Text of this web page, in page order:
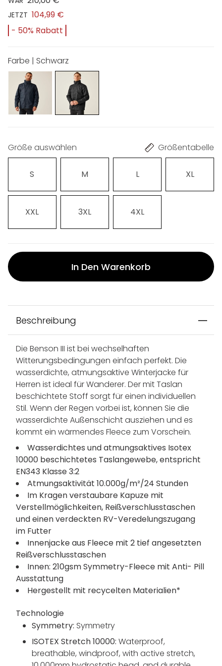
JETZT 104,99 €
- 50% Rabatt
Farbe | Schwarz
Größe auswählen Größentabelle
S M L XL
XXL 3XL 4XL
In Den Warenkorb
Beschreibung
Die Benson III ist bei wechselhaften
Witterungsbedingungen einfach perfekt. Die
wasserdichte, atmungsaktive Winterjacke für
Herren ist ideal für Wanderer. Der mit Taslan
beschichtete Stoff sorgt für einen individuellen
Stil. Wenn der Regen vorbei ist, können Sie die
wasserdichte Außenschicht ausziehen und es
kommt ein wärmendes Fleece zum Vorschein.
Wasserdichtes und atmungsaktives Isotex
10000 beschichtetes Taslangewebe, entspricht
EN343 Klasse 3:2
Atmungsaktivität 10.000g/m²/24 Stunden
Im Kragen verstaubare Kapuze mit
Verstellmöglichkeiten, Reißverschlusstaschen
und einen verdeckten RV-Veredelungszugang
im Futter
Innenjacke aus Fleece mit 2 tief angesetzten
Reißverschlusstaschen
Innen: 210gsm Symmetry-Fleece mit Anti- Pill
Ausstattung
Hergestellt mit recycelten Materialien*
Technologie
Symmetry: Symmetry
ISOTEX Stretch 10000: Waterproof,
breathable, windproof, with active stretch,